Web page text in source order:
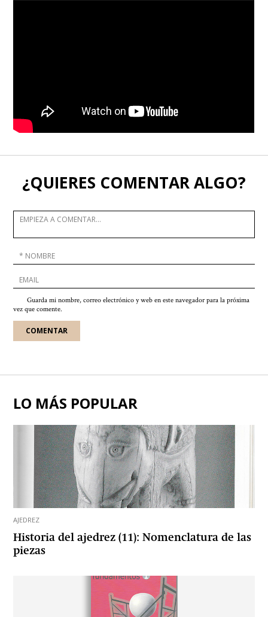
¿QUIERES COMENTAR ALGO?
Guarda mi nombre, correo electrónico y web en este navegador para la próxima
vez que comente.
LO MÁS POPULAR
AJEDREZ
Historia del ajedrez (11): Nomenclatura de las
piezas